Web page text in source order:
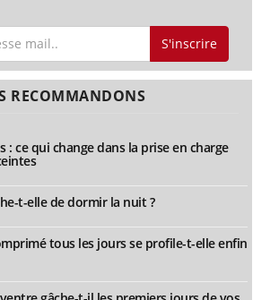
S'inscrire
RECOMMANDONS
: ce qui change dans la prise en charge
t-elle de dormir la nuit ?
tous les jours se profile-t-elle enfin